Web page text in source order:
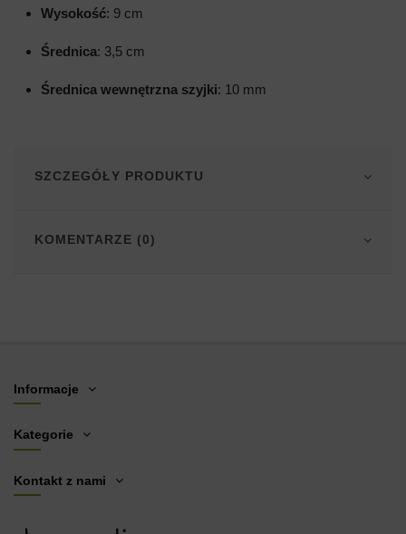
Wysokość: 9 cm
Średnica: 3,5 cm
Średnica wewnętrzna szyjki: 10 mm
SZCZEGÓŁY PRODUKTU
KOMENTARZE (0)
Informacje
Kategorie
Kontakt z nami